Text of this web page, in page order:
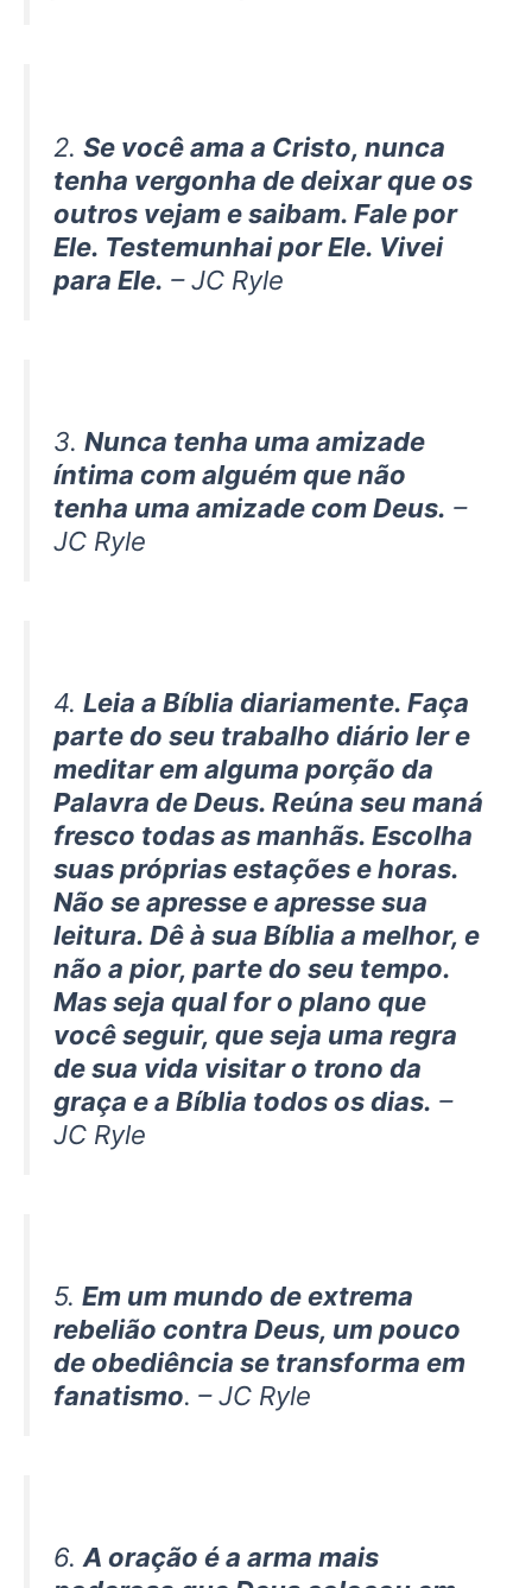
2. Se você ama a Cristo, nunca
tenha vergonha de deixar que os
outros vejam e saibam. Fale por
Ele. Testemunhai por Ele. Vivei
para Ele. – JC Ryle
3. Nunca tenha uma amizade
íntima com alguém que não
tenha uma amizade com Deus. –
JC Ryle
4. Leia a Bíblia diariamente. Faça
parte do seu trabalho diário ler e
meditar em alguma porção da
Palavra de Deus. Reúna seu maná
fresco todas as manhãs. Escolha
suas próprias estações e horas.
Não se apresse e apresse sua
leitura. Dê à sua Bíblia a melhor, e
não a pior, parte do seu tempo.
Mas seja qual for o plano que
você seguir, que seja uma regra
de sua vida visitar o trono da
graça e a Bíblia todos os dias. –
JC Ryle
5. Em um mundo de extrema
rebelião contra Deus, um pouco
de obediência se transforma em
fanatismo. – JC Ryle
6.A oração é a arma mais